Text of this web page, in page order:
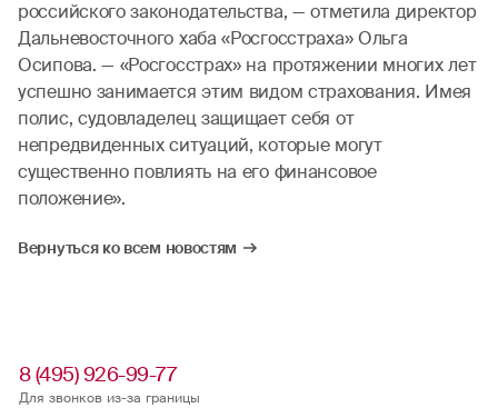
российского законодательства, — отметила директор
Дальневосточного хаба «Росгосстраха» Ольга
Осипова. — «Росгосстрах» на протяжении многих лет
успешно занимается этим видом страхования. Имея
полис, судовладелец защищает себя от
непредвиденных ситуаций, которые могут
существенно повлиять на его финансовое
положение».
Вернуться ко всем новостям
8 (495) 926-99-77
Для звонков из-за границы